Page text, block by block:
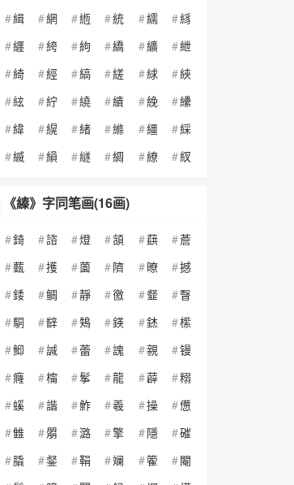
緝
網 緪 統 繻
絼
纒
絝 絇 繑 纊
紲
綺
經 縞 縒 絿
綊
絃
紵 繞 繢 絻
纝
緯
縨 緒 縧 繮
綵
縅
縜 繸 綢 繚 紁
《縥》字同笔画(16画)
錡 諮 燈 頷 蕻
薝
薽
擭 薗 隮 暸
撼
錗
鲷 靜 徼 韰
瞖
駧
辥 鴩 鍈 錰
橴
鮣
諴 蕾 謉 親
镘
癃
橣 鬇 龍 薜
糑
螇
諧 鮓 羲 操
憊
雔
朤 潞 擎 隱
磪
膬
錖 鞙 斓 篧
閹